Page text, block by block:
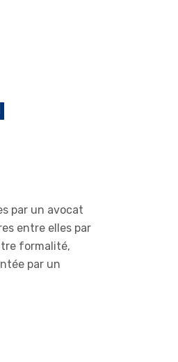
par un avocat
entre elles par
formalité,
par un